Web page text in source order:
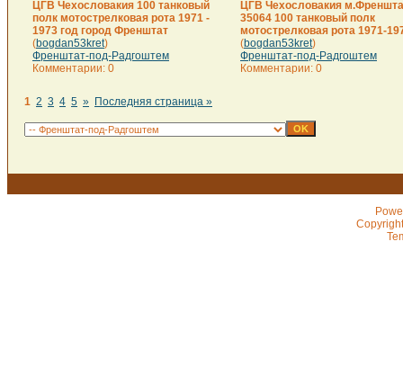
ЦГВ Чехословакия 100 танковый
полк мотострелковая рота 1971 -
1973 год город Френштат
(bogdan53kret)
Френштат-под-Радгоштем
Комментарии: 0
ЦГВ Чехословакия
35064 100 танковый полк
мотострелковая рота 1971-
(bogdan53kret)
Френштат-под-Радгоштем
Комментарии: 0
1 2 3 4 5 » Последняя страница »